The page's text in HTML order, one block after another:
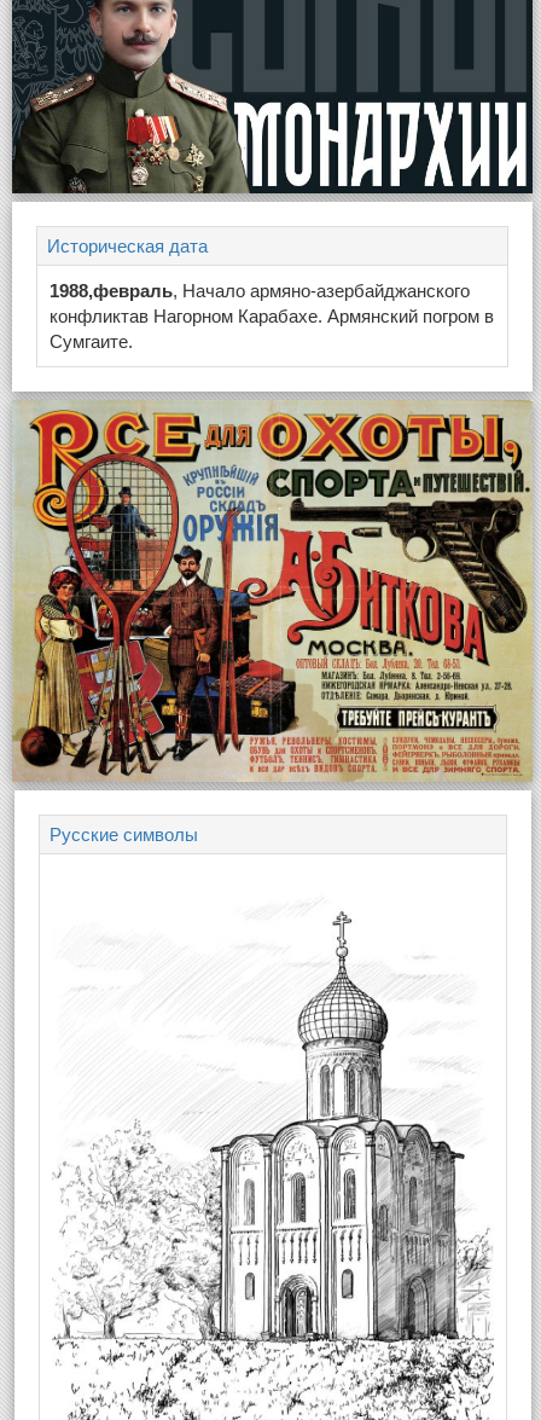
Историческая дата
1988,февраль, Начало армяно-азербайджанского
конфликтав Нагорном Карабахе. Армянский погром в
Сумгаите.
Русские символы